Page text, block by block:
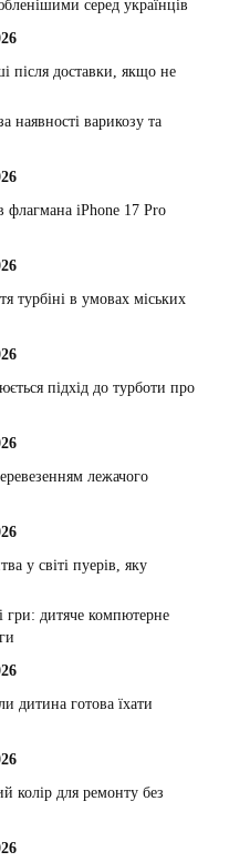
серед українців
після доставки, якщо не
наявності варикозу та
флагмана iPhone 17 Pro
турбіні в умовах міських
підхід до турботи про
лежачого
у світі пуерів, яку
гри: дитяче компютерне
дитина готова їхати
колір для ремонту без